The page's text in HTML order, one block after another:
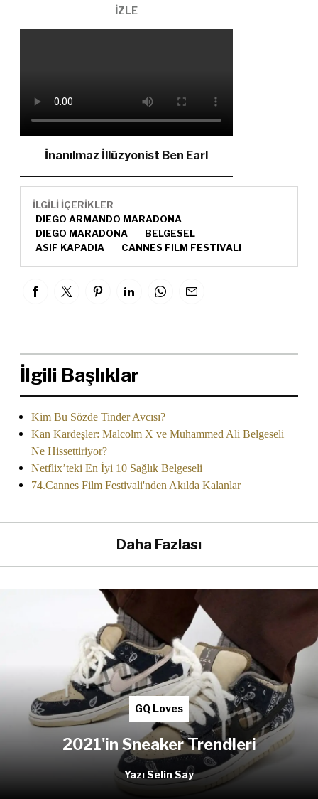
İZLE
İnanılmaz İllüzyonist Ben Earl
İLGİLİ İÇERİKLER
DIEGO ARMANDO MARADONA
DIEGO MARADONA
BELGESEL
ASIF KAPADIA
CANNES FILM FESTIVALI
İlgili Başlıklar
Kim Bu Sözde Tinder Avcısı?
Kan Kardeşler: Malcolm X ve Muhammed Ali Belgeseli
Ne Hissettiriyor?
Netflix’teki En İyi 10 Sağlık Belgeseli
74.Cannes Film Festivali'nden Akılda Kalanlar
Daha Fazlası
GQ Loves
2021'in Sneaker Trendleri
Yazı Selin Say